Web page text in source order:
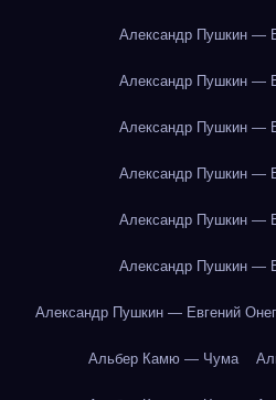
Александр Пушкин —
Александр Пушкин —
Александр Пушкин —
Александр Пушкин —
Александр Пушкин —
Александр Пушкин —
Александр Пушкин — Евгений
Альбер Камю — Чума